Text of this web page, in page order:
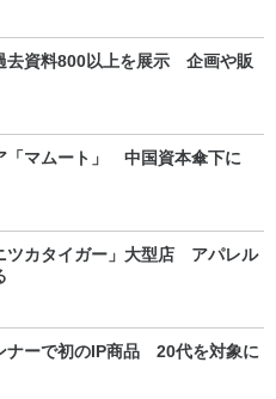
去資料800以上を展示 企画や販
「マムート」 中国資本傘下に
ツカタイガー」大型店 アパレル
ーで初のIP商品 20代を対象に